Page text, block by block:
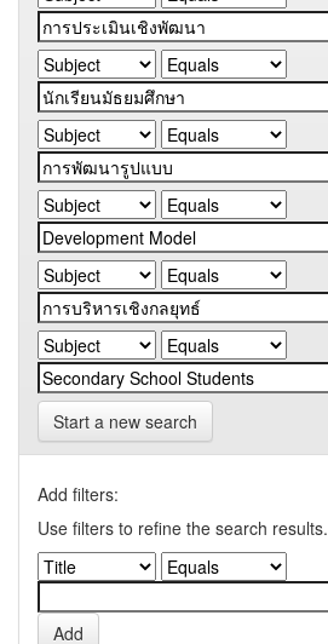
Start a new search
Add filters:
Use filters to refine the search results.